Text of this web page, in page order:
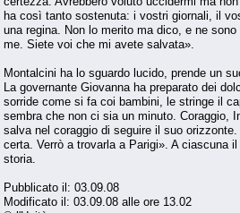
ha così tanto sostenuta: i vostri giornali, il
una regina. Non lo merito ma dico, e ne
me. Siete voi che mi avete salvata».
Montalcini ha lo sguardo lucido, prende un
La governante Giovanna ha preparato dei
sorride come si fa coi bambini, le stringe il
sembra che non ci sia un minuto. Coraggio,
salva nel coraggio di seguire il suo
certa. Verrò a trovarla a Parigi». A ciascuna
storia.
Pubblicato il: 03.09.08
Modificato il: 03.09.08 alle ore 13.02